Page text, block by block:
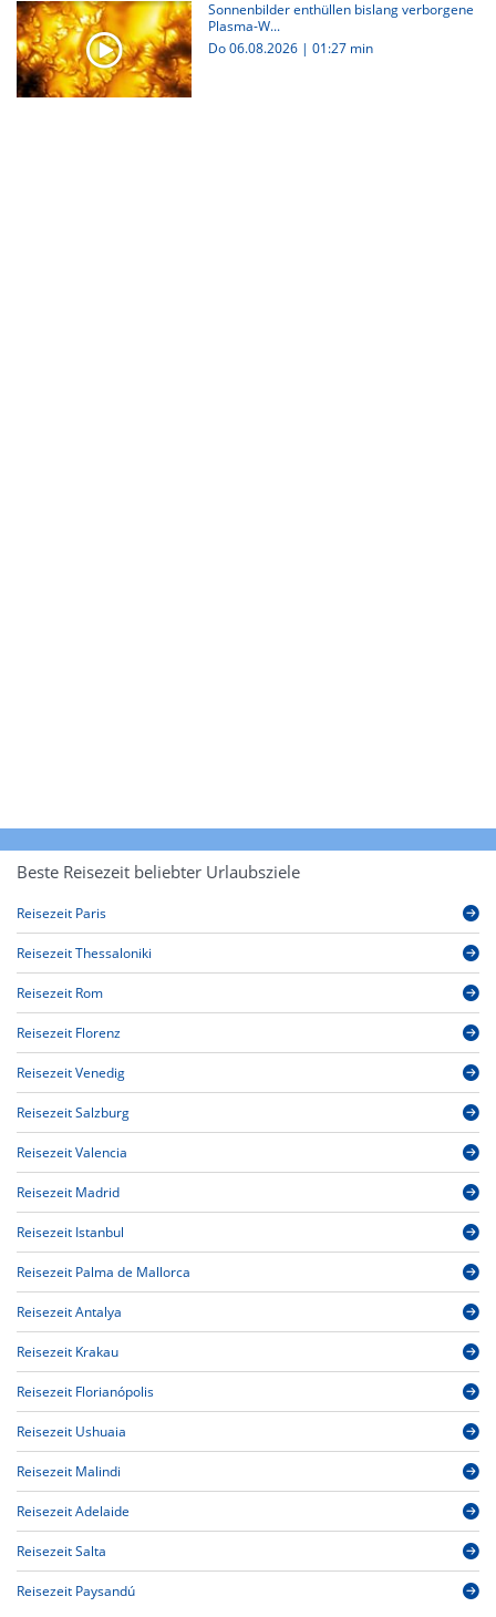
Sonnenbilder enthüllen bislang verborgene
Plasma-W...
Do 06.08.2026 | 01:27 min
Beste Reisezeit beliebter Urlaubsziele
Reisezeit Paris
Reisezeit Thessaloniki
Reisezeit Rom
Reisezeit Florenz
Reisezeit Venedig
Reisezeit Salzburg
Reisezeit Valencia
Reisezeit Madrid
Reisezeit Istanbul
Reisezeit Palma de Mallorca
Reisezeit Antalya
Reisezeit Krakau
Reisezeit Florianópolis
Reisezeit Ushuaia
Reisezeit Malindi
Reisezeit Adelaide
Reisezeit Salta
Reisezeit Paysandú